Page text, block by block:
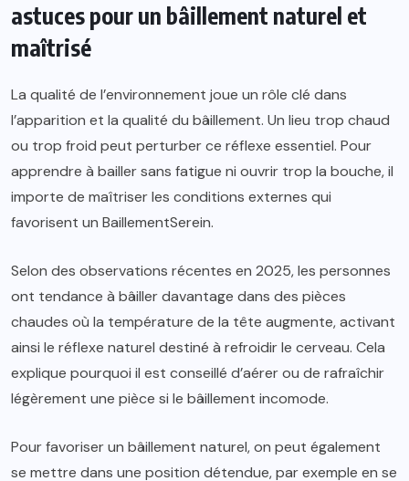
astuces pour un bâillement naturel et
maîtrisé
La qualité de l’environnement joue un rôle clé dans
l’apparition et la qualité du bâillement. Un lieu trop chaud
ou trop froid peut perturber ce réflexe essentiel. Pour
apprendre à bailler sans fatigue ni ouvrir trop la bouche, il
importe de maîtriser les conditions externes qui
favorisent un BaillementSerein.
Selon des observations récentes en 2025, les personnes
ont tendance à bâiller davantage dans des pièces
chaudes où la température de la tête augmente, activant
ainsi le réflexe naturel destiné à refroidir le cerveau. Cela
explique pourquoi il est conseillé d’aérer ou de rafraîchir
légèrement une pièce si le bâillement incomode.
Pour favoriser un bâillement naturel, on peut également
se mettre dans une position détendue, par exemple en se